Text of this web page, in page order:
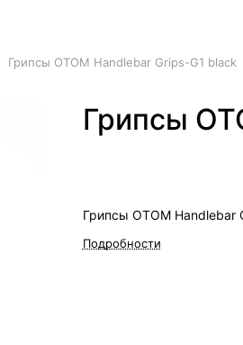
Грипсы OTOM Handlebar Grips-G1 black
Грипсы
Грипсы OTOM Handlebar
Подробности